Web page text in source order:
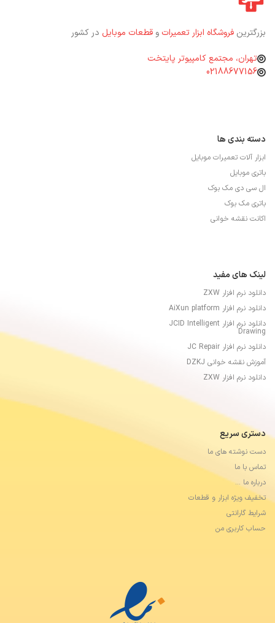
بزرگترین فروشگاه ابزار تعمیرات و قطعات موبایل در کشور
تهران، مجتمع کامپیوتر پایتخت
02188677156
دسته بندی ها
ابزار آلات تعمیرات موبایل
باتری موبایل
ال سی دی مک بوک
باتری مک بوک
اکانت نقشه خوانی
لینک های مفید
دانلود نرم افزار ZXW
دانلود نرم افزار AiXun platform
دانلود نرم افزار JCID Intelligent
Drawing
دانلود نرم افزار JC Repair
آموزش نقشه خوانی DZKJ
دانلود نرم افزار ZXW
دستری سریع
دست نوشته های ما
تماس با ما
درباره ما …
تخفیف ویژه ابزار و قطعات
شرایط گارانتی
حساب کاربری من